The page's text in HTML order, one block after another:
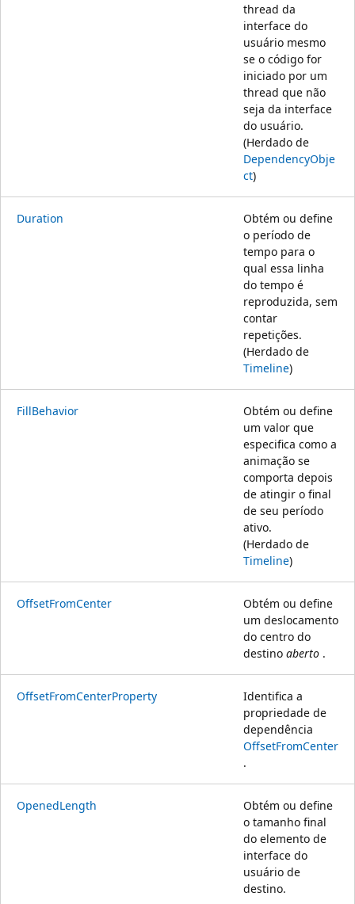
thread da
interface do
usuário mesmo
se o código for
iniciado por um
thread que não
seja da interface
do usuário.
(Herdado de
DependencyObje
ct)
Duration
Obtém ou define
o período de
tempo para o
qual essa linha
do tempo é
reproduzida, sem
contar
repetições.
(Herdado de
Timeline)
FillBehavior
Obtém ou define
um valor que
especifica como a
animação se
comporta depois
de atingir o final
de seu período
ativo.
(Herdado de
Timeline)
OffsetFromCenter
Obtém ou define
um deslocamento
do centro do
destino aberto .
OffsetFromCenterProperty
Identifica a
propriedade de
dependência
OffsetFromCenter
.
OpenedLength
Obtém ou define
o tamanho final
do elemento de
interface do
usuário de
destino.